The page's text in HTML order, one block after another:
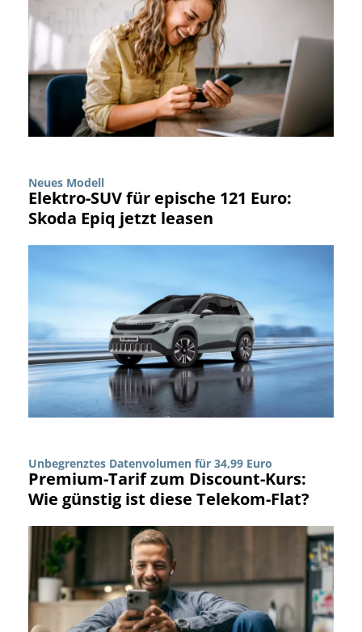
Neues Modell
Elektro-SUV für epische 121 Euro:
Skoda Epiq jetzt leasen
Unbegrenztes Datenvolumen für 34,99 Euro
Premium-Tarif zum Discount-Kurs:
Wie günstig ist diese Telekom-Flat?